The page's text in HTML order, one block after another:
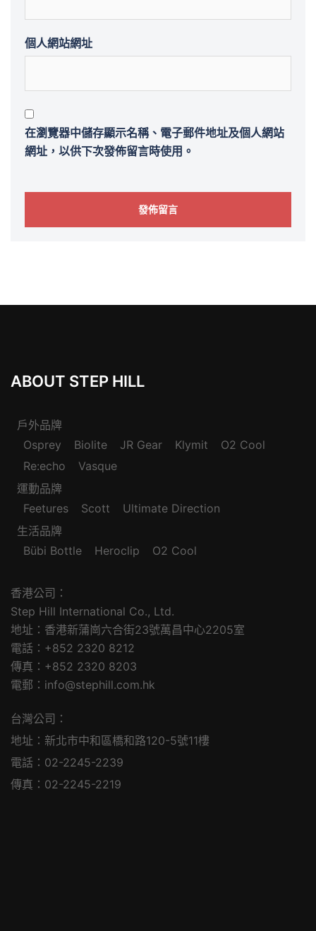
個人網站網址
在瀏覽器中儲存顯示名稱、電子郵件地址及個人網站
網址，以供下次發佈留言時使用。
ABOUT STEP HILL
戶外品牌
Osprey
Biolite JR Gear Klymit
O2 Cool
Re:echo
Vasque
運動品牌
Feetures
Scott
Ultimate Direction
生活品牌
Bübi Bottle
Heroclip O2 Cool
香港公司：
Step Hill International Co., Ltd.
地址：香港新蒲崗六合街23號萬昌中心2205室
電話：+852 2320 8212
傳真：+852 2320 8203
電郵：info@stephill.com.hk
台灣公司：
地址：新北市中和區橋和路120-5號11樓
電話：02-2245-2239
傳真：02-2245-2219